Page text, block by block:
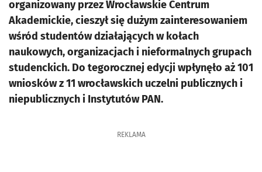
organizowany przez Wrocławskie Centrum
Akademickie, cieszył się dużym zainteresowaniem
wśród studentów działających w kołach
naukowych, organizacjach i nieformalnych grupach
studenckich. Do tegorocznej edycji wpłynęło aż 101
wniosków z 11 wrocławskich uczelni publicznych i
niepublicznych i Instytutów PAN.
REKLAMA